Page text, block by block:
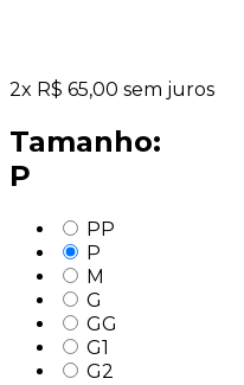
2x R$ 65,00 sem juros
Tamanho:
P
PP
P
M
G
GG
G1
G2